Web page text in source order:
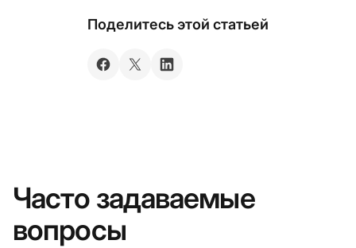
Поделитесь этой статьей
Часто задаваемые
вопросы